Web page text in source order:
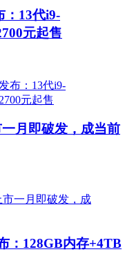
：13代i9-
元起售
月即破发，成当前
：128GB内存+4TB